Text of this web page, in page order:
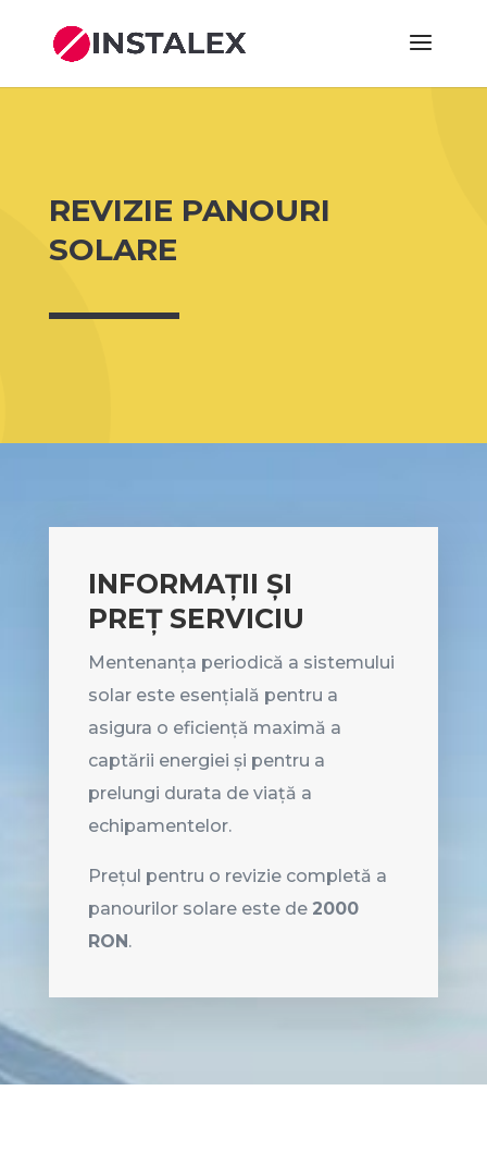
REVIZIE PANOURI
SOLARE
INFORMAȚII ȘI
PREȚ SERVICIU
Mentenanța periodică a sistemului
solar este esențială pentru a
asigura o eficiență maximă a
captării energiei și pentru a
prelungi durata de viață a
echipamentelor.
Prețul pentru o revizie completă a
panourilor solare este de 2000
RON.